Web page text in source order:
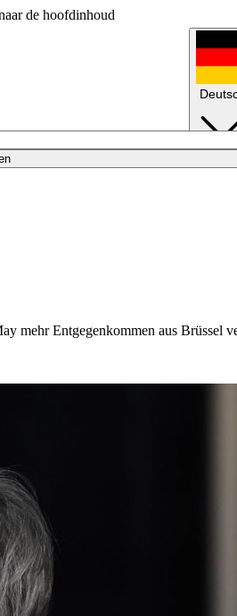
de hoofdinhoud
mehr Entgegenkommen aus Brüssel